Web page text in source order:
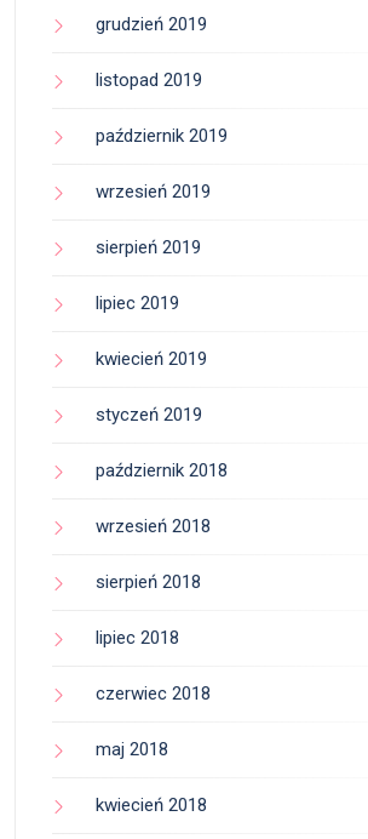
grudzień 2019
listopad 2019
październik 2019
wrzesień 2019
sierpień 2019
lipiec 2019
kwiecień 2019
styczeń 2019
październik 2018
wrzesień 2018
sierpień 2018
lipiec 2018
czerwiec 2018
maj 2018
kwiecień 2018